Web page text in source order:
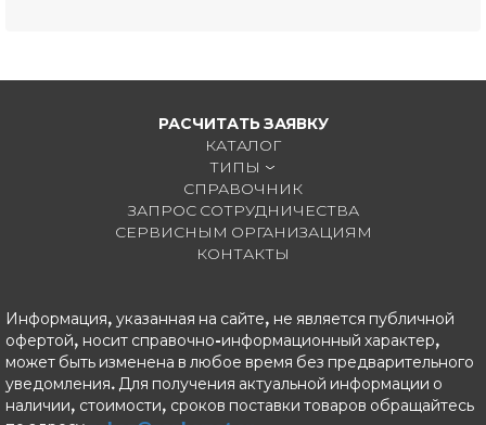
РАСЧИТАТЬ ЗАЯВКУ
КАТАЛОГ
ТИПЫ
СПРАВОЧНИК
ЗАПРОС СОТРУДНИЧЕСТВА
СЕРВИСНЫМ ОРГАНИЗАЦИЯМ
КОНТАКТЫ
Информация, указанная на сайте, не является публичной
офертой, носит справочно-информационный характер,
может быть изменена в любое время без предварительного
уведомления. Для получения актуальной информации о
наличии, стоимости, сроков поставки товаров обращайтесь